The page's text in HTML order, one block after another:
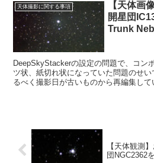
天体撮影に関する事項
【天体画
開星団
Trunk
DeepSkyStackerの設定の問題で、コン
ツ状、紙切れ状になっていた問題のせ
るべく撮影日が古いものから再編集して
【天体観測
団NGC2362